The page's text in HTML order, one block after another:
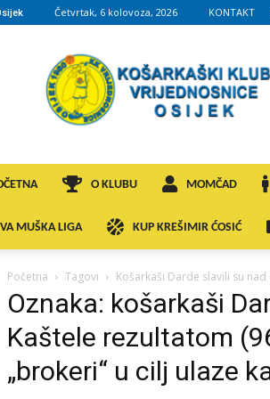
Četvrtak, 6 kolovoza, 2026 KONTAKT
KK
VROS
O KLUBU MOMČAD
MUŠKA LIGA KUP KREŠIMIR ĆOSIĆ
Početna Tagovi Košarkaši Darde slavili su
Oznaka: košarkaši
Kaštele rezultatom
„brokeri“ u cilj ulaze